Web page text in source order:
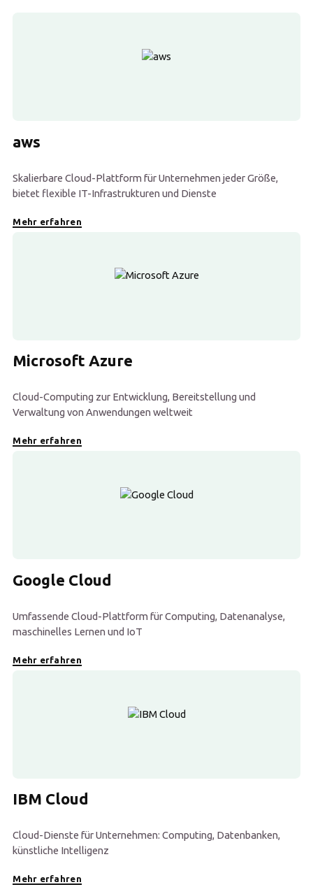
aws
Skalierbare Cloud-Plattform für Unternehmen jeder Größe,
bietet flexible IT-Infrastrukturen und Dienste
Mehr erfahren
Microsoft Azure
Cloud-Computing zur Entwicklung, Bereitstellung und
Verwaltung von Anwendungen weltweit
Mehr erfahren
Google Cloud
Umfassende Cloud-Plattform für Computing, Datenanalyse,
maschinelles Lernen und IoT
Mehr erfahren
IBM Cloud
Cloud-Dienste für Unternehmen: Computing, Datenbanken,
künstliche Intelligenz
Mehr erfahren